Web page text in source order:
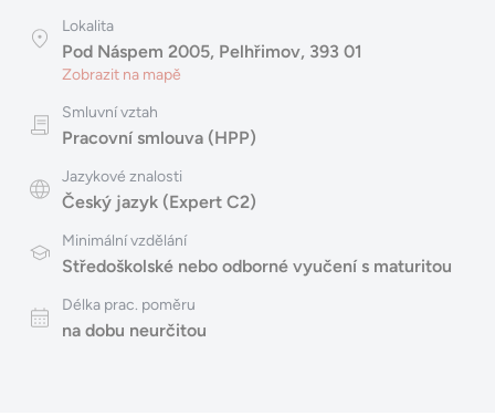
Lokalita
Pod Náspem 2005, Pelhřimov, 393 01
Zobrazit na mapě
Smluvní vztah
Pracovní smlouva (HPP)
Jazykové znalosti
Český jazyk (Expert C2)
Minimální vzdělání
Středoškolské nebo odborné vyučení s maturitou
Délka prac. poměru
na dobu neurčitou